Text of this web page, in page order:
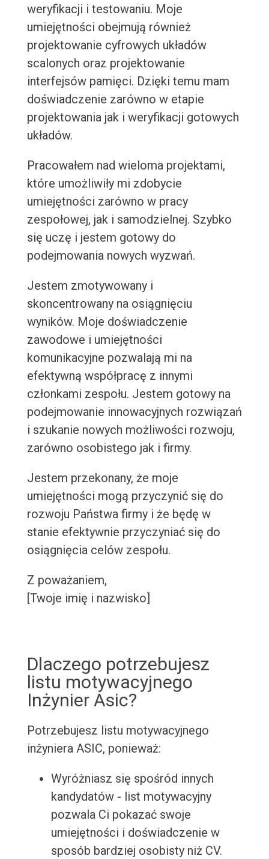
weryfikacji i testowaniu. Moje
umiejętności obejmują również
projektowanie cyfrowych układów
scalonych oraz projektowanie
interfejsów pamięci. Dzięki temu mam
doświadczenie zarówno w etapie
projektowania jak i weryfikacji gotowych
układów.
Pracowałem nad wieloma projektami,
które umożliwiły mi zdobycie
umiejętności zarówno w pracy
zespołowej, jak i samodzielnej. Szybko
się uczę i jestem gotowy do
podejmowania nowych wyzwań.
Jestem zmotywowany i
skoncentrowany na osiągnięciu
wyników. Moje doświadczenie
zawodowe i umiejętności
komunikacyjne pozwalają mi na
efektywną współpracę z innymi
członkami zespołu. Jestem gotowy na
podejmowanie innowacyjnych rozwiązań
i szukanie nowych możliwości rozwoju,
zarówno osobistego jak i firmy.
Jestem przekonany, że moje
umiejętności mogą przyczynić się do
rozwoju Państwa firmy i że będę w
stanie efektywnie przyczyniać się do
osiągnięcia celów zespołu.
Z poważaniem,
[Twoje imię i nazwisko]
Dlaczego potrzebujesz
listu motywacyjnego
Inżynier Asic?
Potrzebujesz listu motywacyjnego
inżyniera ASIC, ponieważ:
Wyróżniasz się spośród innych
kandydatów - list motywacyjny
pozwala Ci pokazać swoje
umiejętności i doświadczenie w
sposób bardziej osobisty niż CV.